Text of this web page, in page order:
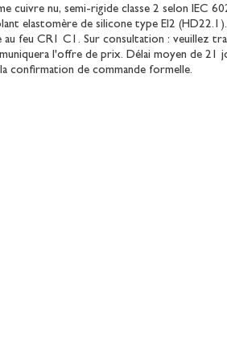
cuivre nu, semi-rigide classe 2 selon IEC
elastomère de silicone type EI2
au feu CR1 C1. Sur consultation : veuillez
l'offre de prix. Délai moyen de 21
confirmation de commande formelle.